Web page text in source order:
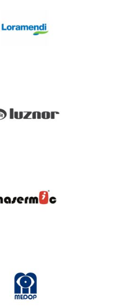
Loramendi
Luznor
Masermic
Medop